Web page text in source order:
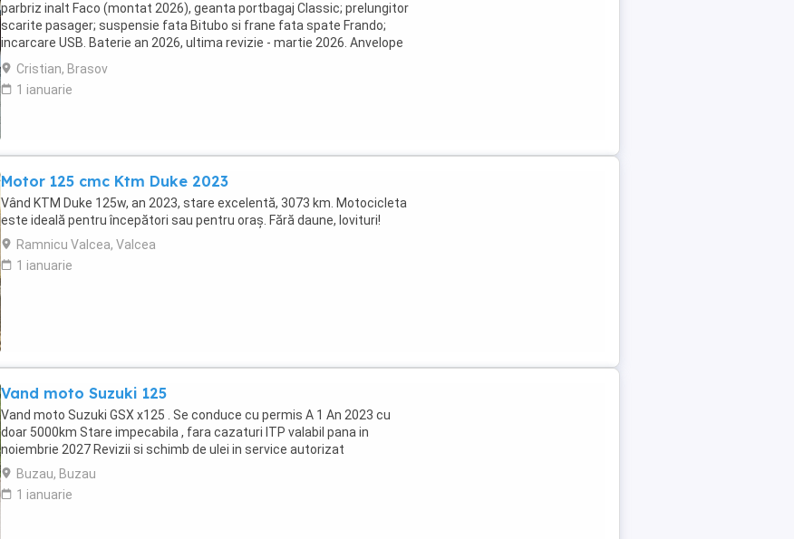
parbriz inalt Faco (montat 2026), geanta portbagaj Classic; prelungitor
scarite pasager; suspensie fata Bitubo si frane fata spate Frando;
incarcare USB. Baterie an 2026, ultima revizie - martie 2026. Anvelope
2024. Itp valabil pana in ...
Cristian, Brasov
1 ianuarie
Motor 125 cmc Ktm Duke 2023
Vând KTM Duke 125w, an 2023, stare excelentă, 3073 km. Motocicleta
este ideală pentru începători sau pentru oraș. Fără daune, lovituri!
Ramnicu Valcea, Valcea
1 ianuarie
Vand moto Suzuki 125
Vand moto Suzuki GSX x125 . Se conduce cu permis A 1 An 2023 cu
doar 5000km Stare impecabila , fara cazaturi ITP valabil pana in
noiembrie 2027 Revizii si schimb de ulei in service autorizat
Buzau, Buzau
1 ianuarie